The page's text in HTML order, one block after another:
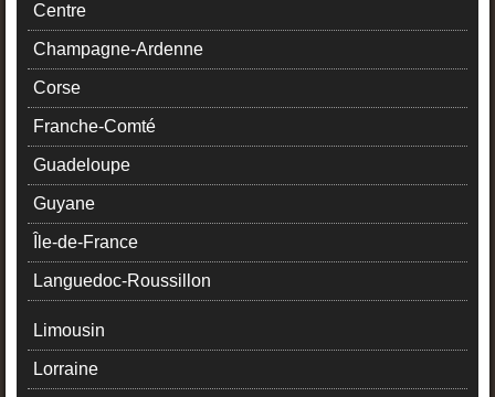
Centre
Champagne-Ardenne
Corse
Franche-Comté
Guadeloupe
Guyane
Île-de-France
Languedoc-Roussillon
Limousin
Lorraine